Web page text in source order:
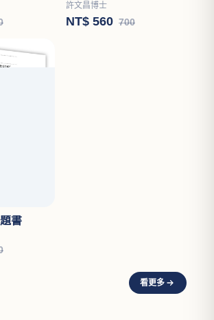
許文昌博士
NT$ 560 700
書
看更多